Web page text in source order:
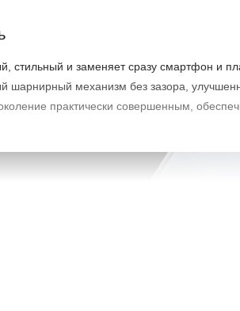
стильный и заменяет сразу смартфон и
шарнирный механизм без зазора,
практически совершенным,